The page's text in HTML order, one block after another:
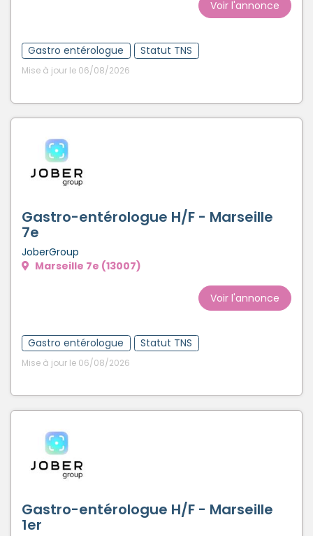
Voir l'annonce
Gastro entérologue Statut TNS
Mise à jour le 06/08/2026
Gastro-entérologue H/F - Marseille
7e
JoberGroup
Marseille 7e (13007)
Voir l'annonce
Gastro entérologue Statut TNS
Mise à jour le 06/08/2026
Gastro-entérologue H/F - Marseille
1er